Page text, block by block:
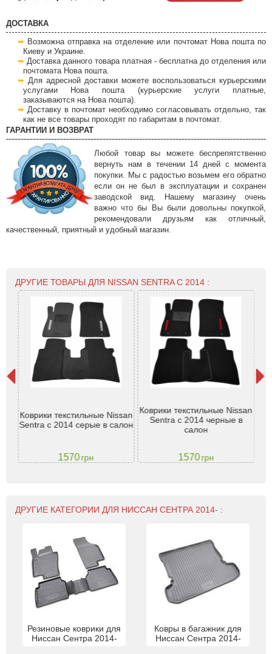
ДОСТАВКА
Возможна отправка на отделение или почтомат Нова пошта по
Киеву и Украине.
Доставка данного товара платная - бесплатна до отделения или
почтомата Нова пошта.
Для адресной доставки можете воспользоваться курьерскими
услугами Нова пошта (курьерские услуги платные,
заказываются на Нова пошта).
Доставку в почтомат необходимо согласовывать отдельно, так
как не все товары проходят по габаритам в почтомат.
ГАРАНТИИ И ВОЗВРАТ
Любой товар вы можете беспрепятственно
вернуть нам в течении 14 дней с момента
покупки. Мы с радостью возьмем его обратно
если он не был в эксплуатации и сохранен
заводской вид. Нашему магазину очень
важно что бы Вы были довольны покупкой,
рекомендовали друзьям как отличный,
качественный, приятный и удобный магазин.
ДРУГИЕ ТОВАРЫ ДЛЯ NISSAN SENTRA С 2014 :
Коврики текстильные Nissan
Sentra с 2014 серые в салон
1570грн
Коврики текстильные Nissan
Sentra с 2014 черные в
салон
1570грн
ДРУГИЕ КАТЕГОРИИ ДЛЯ НИССАН СЕНТРА 2014- :
Резиновые коврики для
Ниссан Сентра 2014-
Ковры в багажник для
Ниссан Сентра 2014-